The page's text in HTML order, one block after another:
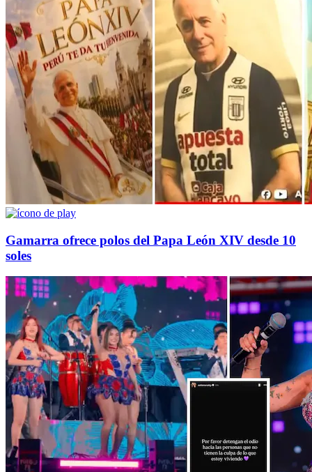
Gamarra ofrece polos del Papa León XIV desde 10
soles